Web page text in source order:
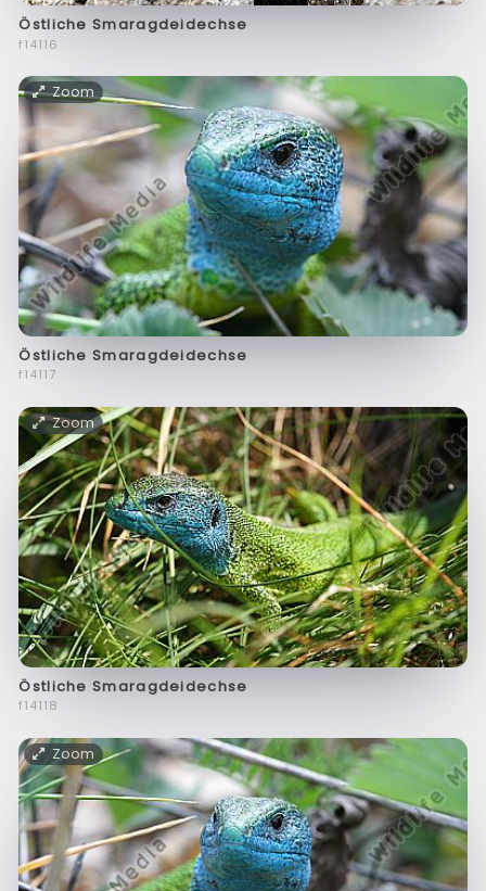
Östliche Smaragdeidechse
f14116
Zoom
Östliche Smaragdeidechse
f14117
Zoom
Östliche Smaragdeidechse
f14118
Zoom